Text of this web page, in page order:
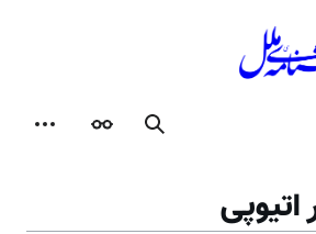
جستجوظاهر